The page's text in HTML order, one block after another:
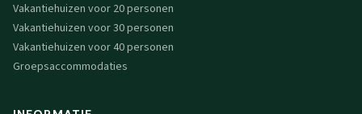
Vakantiehuizen voor 20 personen
Vakantiehuizen voor 30 personen
Vakantiehuizen voor 40 personen
Groepsaccommodaties